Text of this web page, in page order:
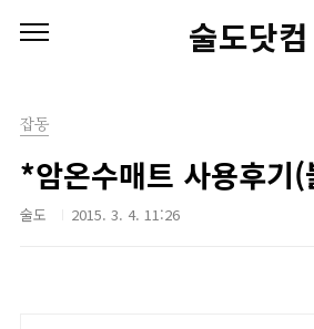
술도닷컴
잡동
*암온수매트 사용후기(
술도 2015. 3. 4. 11:26